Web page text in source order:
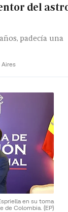
del
padecía una
en su toma
de Colombia. (EP)